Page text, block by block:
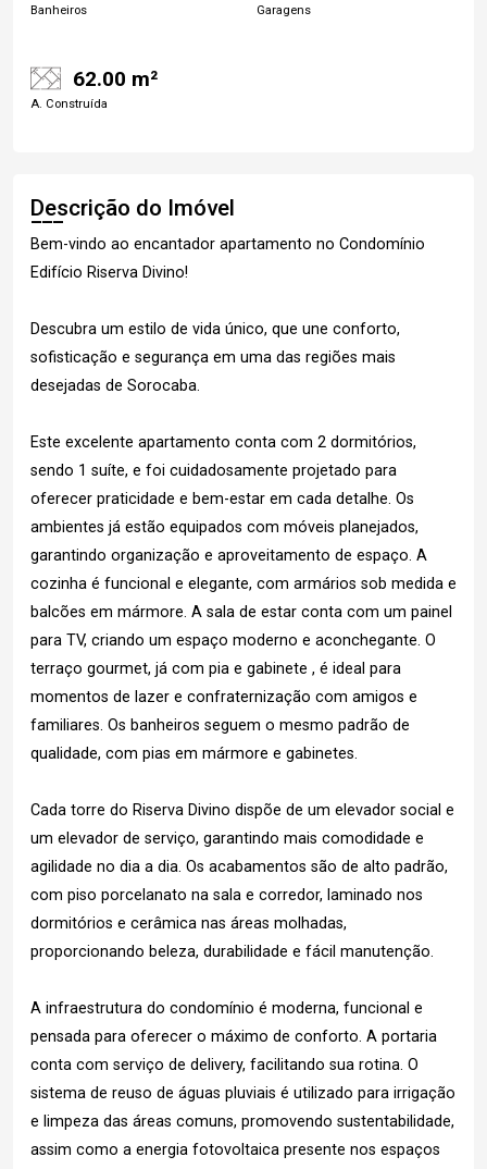
Banheiros Garagens
62.00 m²
A. Construída
Descrição do Imóvel
Bem-vindo ao encantador apartamento no Condomínio
Edifício Riserva Divino!
Descubra um estilo de vida único, que une conforto,
sofisticação e segurança em uma das regiões mais
desejadas de Sorocaba.
Este excelente apartamento conta com 2 dormitórios,
sendo 1 suíte, e foi cuidadosamente projetado para
oferecer praticidade e bem-estar em cada detalhe. Os
ambientes já estão equipados com móveis planejados,
garantindo organização e aproveitamento de espaço. A
cozinha é funcional e elegante, com armários sob medida e
balcões em mármore. A sala de estar conta com um painel
para TV, criando um espaço moderno e aconchegante. O
terraço gourmet, já com pia e gabinete , é ideal para
momentos de lazer e confraternização com amigos e
familiares. Os banheiros seguem o mesmo padrão de
qualidade, com pias em mármore e gabinetes.
Cada torre do Riserva Divino dispõe de um elevador social e
um elevador de serviço, garantindo mais comodidade e
agilidade no dia a dia. Os acabamentos são de alto padrão,
com piso porcelanato na sala e corredor, laminado nos
dormitórios e cerâmica nas áreas molhadas,
proporcionando beleza, durabilidade e fácil manutenção.
A infraestrutura do condomínio é moderna, funcional e
pensada para oferecer o máximo de conforto. A portaria
conta com serviço de delivery, facilitando sua rotina. O
sistema de reuso de águas pluviais é utilizado para irrigação
e limpeza das áreas comuns, promovendo sustentabilidade,
assim como a energia fotovoltaica presente nos espaços